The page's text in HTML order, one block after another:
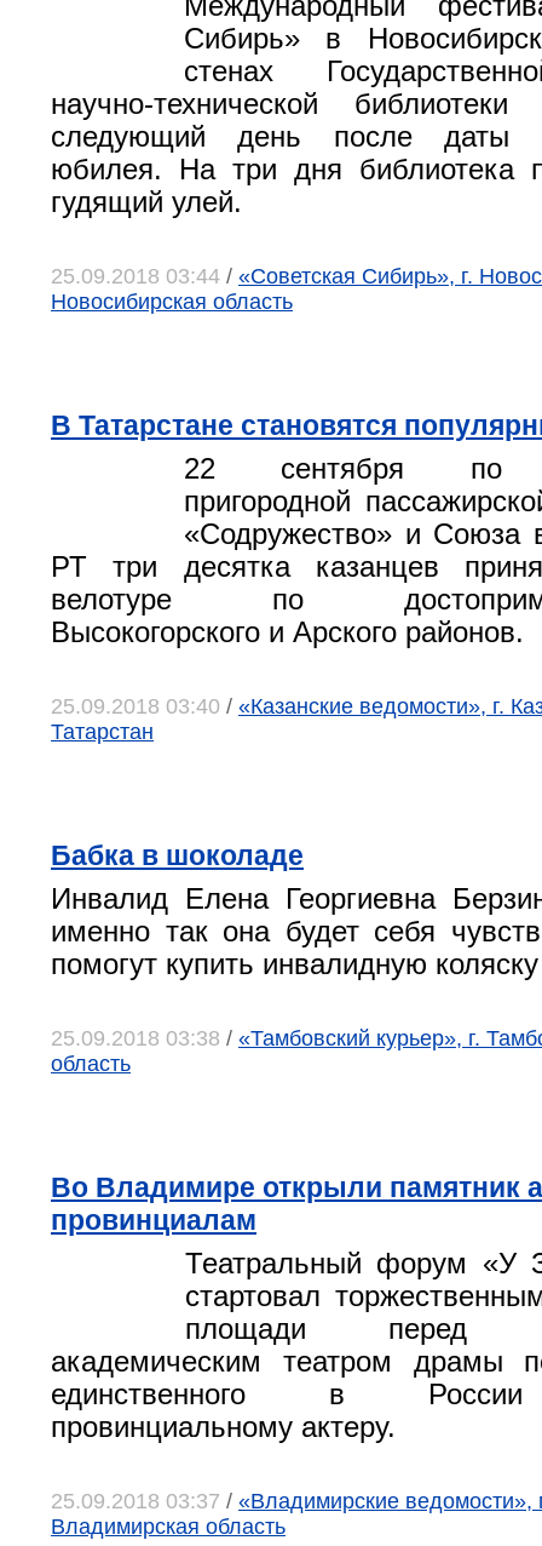
Сибирь» в
стенах
научно-технической
следующий день после даты
юбилея. На три дня библиотека
гудящий улей.
25.09.2018 03:44 / «Советская Сибирь», г.
Новосибирская область
В Татарстане становятся
22 сентября по
пригородной
«Содружество» и Союза
РТ три десятка казанцев
велотуре по
Высокогорского и Арского районов.
25.09.2018 03:40 / «Казанские ведомости», г.
Татарстан
Бабка в шоколаде
Инвалид Елена Георгиевна
именно так она будет себя
помогут купить инвалидную коляску
25.09.2018 03:38 / «Тамбовский курьер», г.
область
Во Владимире открыли памятник
провинциалам
Театральный форум «У
стартовал
площади перед
академическим театром драмы
единственного в
провинциальному актеру.
25.09.2018 03:37 / «Владимирские ведомости»,
Владимирская область